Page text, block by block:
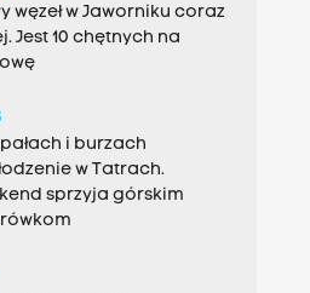
węzeł w Jaworniku coraz
Jest 10 chętnych na
i burzach
w Tatrach.
sprzyja górskim